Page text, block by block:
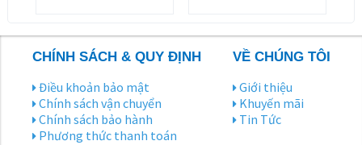
CHÍNH SÁCH & QUY ĐỊNH
Điều khoản bảo mật
Chính sách vận chuyển
Chính sách bảo hành
Phương thức thanh toán
VỀ CHÚNG TÔI
Giới thiệu
Khuyến mãi
Tin Tức